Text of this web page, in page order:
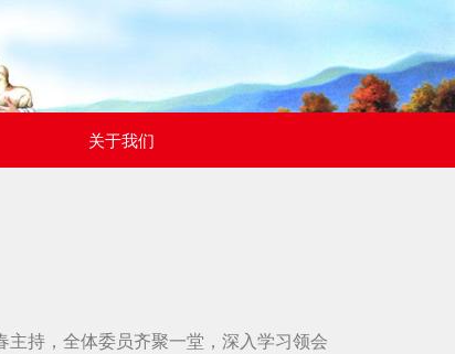
关于我们
持，全体委员齐聚一堂，深入学习领会